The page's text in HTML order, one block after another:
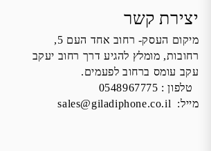
יצירת קשר
מיקום העסק- רחוב אחד העם 5,
רחובות, מומלץ להגיע דרך רחוב יעקב
עקב עומס ברחוב לפעמים.
טלפון : 0548967775
מייל: sales@giladiphone.co.il